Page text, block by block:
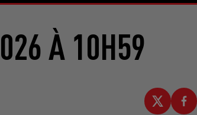
À 10H59